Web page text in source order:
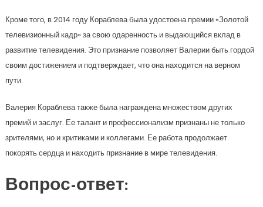
Кроме того, в 2014 году Кораблева была удостоена премии «Золотой
телевизионный кадр» за свою одаренность и выдающийся вклад в
развитие телевидения. Это признание позволяет Валерии быть гордой
своим достижением и подтверждает, что она находится на верном
пути.
Валерия Кораблева также была награждена множеством других
премий и заслуг. Ее талант и профессионализм признаны не только
зрителями, но и критиками и коллегами. Ее работа продолжает
покорять сердца и находить признание в мире телевидения.
Вопрос-ответ: